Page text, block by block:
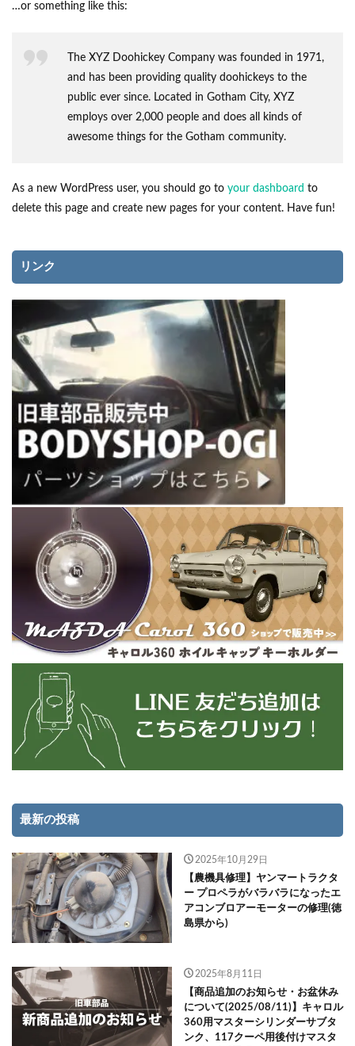
…or something like this:
The XYZ Doohickey Company was founded in 1971,
and has been providing quality doohickeys to the
public ever since. Located in Gotham City, XYZ
employs over 2,000 people and does all kinds of
awesome things for the Gotham community.
As a new WordPress user, you should go to your dashboard to
delete this page and create new pages for your content. Have fun!
リンク
最新の投稿
2025年10月29日
【農機具修理】ヤンマートラクタ
ー プロペラがバラバラになったエ
アコンブロアーモーターの修理(徳
島県から)
2025年8月11日
【商品追加のお知らせ・お盆休み
について(2025/08/11)】キャロル
360用マスターシリンダーサブタ
ンク、117クーペ用後付けマスタ